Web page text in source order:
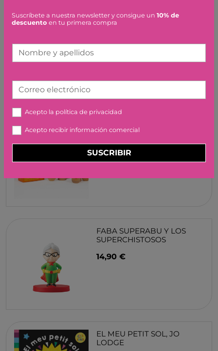
DES DE DALT O DES DE
QUBITUNES GAME #7
JUEGACONMIGO
44,99 €
FABA SUPERABU Y LOS
SUPERCHISTOSOS
14,90 €
EL MEU PETIT SOL, JO
LODGE
Suscríbete a nuestra newsletter y consigue un 10% de
descuento en tu primera compra
Nombre y apellidos
Correo electrónico
Acepto la política de privacidad
Acepto recibir información comercial
SUSCRIBIR